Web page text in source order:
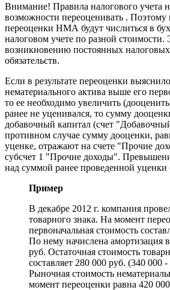
Внимание! Правила налогового учета
возможности переоценивать . Поэтому
переоценки НМА будут числиться в
налоговом учете по разной стоимости.
возникновению постоянных
обязательств.
Если в результате переоценки
нематериального актива выше его
то ее необходимо увеличить
ранее не уценивался, то сумму
добавочный капитал (счет
противном случае сумму дооценки,
уценке, отражают на счете "Прочие
субсчет 1 "Прочие доходы".
над суммой ранее проведенной уценки
Пример
В декабре 2012 г. компания
товарного знака. На момент
первоначальная стоимость
По нему начислена амортизация
руб. Остаточная стоимость
составляет 280 000 руб. (340 000
Рыночная стоимость
момент переоценки равна 420